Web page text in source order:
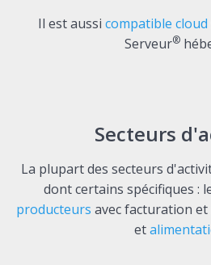
Il est aussi compatible cloud
Serveur®
Secteurs
La plupart des secteurs
dont certains spécifiques :
producteurs avec facturation
et